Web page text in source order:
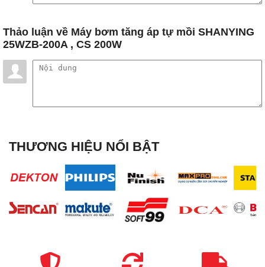
Thảo luận về Máy bơm tăng áp tự mồi SHANYING
25WZB-200A , CS 200W
THƯƠNG HIỆU NỔI BẬT